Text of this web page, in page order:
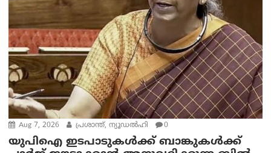
Aug 7, 2026 പ്രശാന്ത്, ന്യൂഡല്‍ഹി 0
യുപിഐ ഇടപാടുകൾക്ക് ബാങ്കുകൾക്ക്